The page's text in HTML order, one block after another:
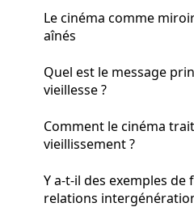
Le cinéma comme
aînés
Quel est le message
vieillesse ?
Comment le cinéma
vieillissement ?
Y a-t-il des exemples
relations